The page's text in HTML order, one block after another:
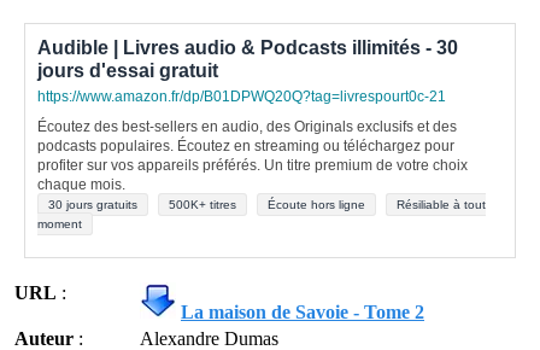
Audible | Livres audio & Podcasts illimités - 30
jours d'essai gratuit
https://www.amazon.fr/dp/B01DPWQ20Q?tag=livrespourt0c-21
Écoutez des best-sellers en audio, des Originals exclusifs et des
podcasts populaires. Écoutez en streaming ou téléchargez pour
profiter sur vos appareils préférés. Un titre premium de votre choix
chaque mois.
30 jours gratuits 500K+ titres Écoute hors ligne
Résiliable à tout
moment
URL :
La maison de Savoie - Tome 2
Auteur :
Alexandre Dumas